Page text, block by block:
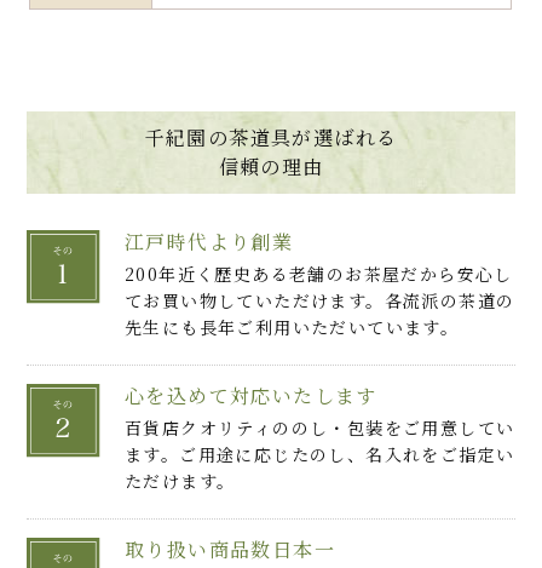
千紀園の茶道具が選ばれる
信頼の理由
江戸時代より創業
200年近く歴史ある老舗のお茶屋だから安心し
てお買い物していただけます。各流派の茶道の
先生にも長年ご利用いただいています。
心を込めて対応いたします
百貨店クオリティののし・包装をご用意してい
ます。ご用途に応じたのし、名入れをご指定い
ただけます。
取り扱い商品数日本一